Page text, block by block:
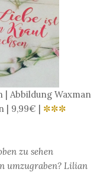
Abbildung Waxman
| 9,99€ | ✼✼✼
zu sehen
umzugraben? Lilian